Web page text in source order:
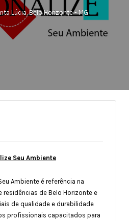
Lúcia, Belo Horizonte - MG
Seu Ambiente
Ambiente é referência na
de Belo Horizonte e
de qualidade e durabilidade
profissionais capacitados para